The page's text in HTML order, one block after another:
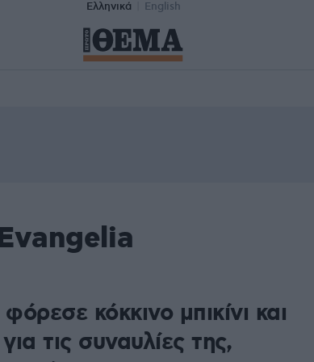
Ελληνικά English
κόκκινο μπικίνι και
τις συναυλίες της,